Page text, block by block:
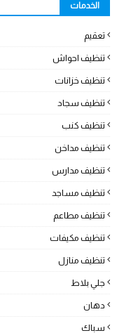
الخدمات
تعقيم
تنظيف احواش
تنظيف خزانات
تنظيف سجاد
تنظيف كنب
تنظيف مداخن
تنظيف مدارس
تنظيف مساجد
تنظيف مطاعم
تنظيف مكيفات
تنظيف منازل
جلي بلاط
دهان
سباك